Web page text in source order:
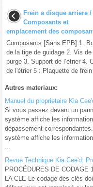
Frein a disque arriere /
Composants et
emplacement des
Composants [Sans EPB] 1.
de la tige de guidage 2. Vis de
purge 3. Support de l’étrier 4.
de l'étrier 5 : Plaquette de
Autres materiaux:
Manuel du proprietaire Kia
Si vous passez devant un
système affiche les
dépassement
système affiche les
...
Revue Technique Kia Cee'd:
PROCÉDURES DE CODAGE
LA CLE Le codage des clés